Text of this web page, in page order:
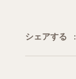
シェアする :